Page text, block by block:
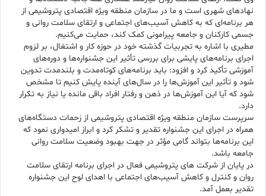
نهادهای شهری است و ما در سازمان منطقه ویژه اقتصادی پتروشیمی از
هر برنامه‌ای که به کاهش آسیب‌های اجتماعی و ارتقای سلامت روانی و
جسمی کارکنان و جامعه پیرامونی کمک کند، حمایت می‌کنیم.
مطیری با اشاره به تجربیات گذشته خود در حوزه کار و اشتغال، بر لزوم
اجرای برنامه‌های پایشی برای بررسی تأثیر این جشنواره‌ها و دوره‌های
آموزشی تأکید کرد و افزود: باید برنامه‌های کوتاه‌مدت و بلندمدت تدوین
شود و تأثیر این آموزش‌ها را در سال‌های آینده پایش کنیم تا مشخص
شود که آیا این آموزش‌ها در ذهن و رفتار افراد باقی مانده یا نیاز به تکرار
دارد.
سرپرست سازمان منطقه ویژه اقتصادی پتروشیمی از زحمات دستگاه‌های
همراه در اجرای این جشنواره تقدیر و تشکر کرد و ابراز امیدواری نمود که
این برنامه‌ها بتواند گامی مؤثر در جهت بهبود وضعیت سلامت روانی
جامعه باشد.
در پایان از شرکت های پتروشیمی فعال در اجرای برنامه ارتقای سلامت
روان و کنترل و کاهش آسیب‌های اجتماعی با اهدای لوح این جشنواره
تقدیر بعمل آمد.